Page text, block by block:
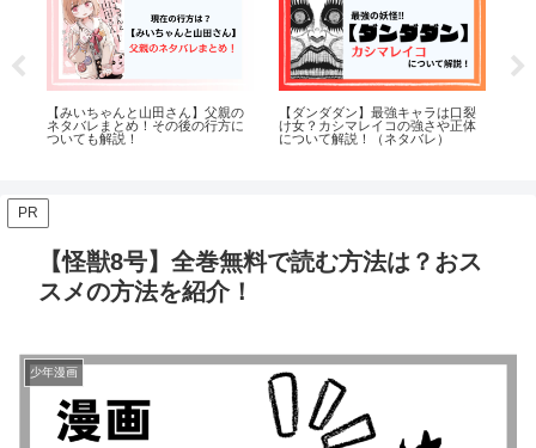
【みいちゃんと山田さん】父親の
ネタバレまとめ！その後の行方に
ついても解説！
【ダンダダン】最強キャラは口裂
け女？カシマレイコの強さや正体
について解説！（ネタバレ）
PR
【怪獣8号】全巻無料で読む方法は？おス
スメの方法を紹介！
少年漫画